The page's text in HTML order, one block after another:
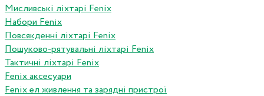
Мисливські ліхтарі Fenix
Набори Fenix
Повсякденні ліхтарі Fenix
Пошуково-рятувальні ліхтарі Fenix
Тактичні ліхтарі Fenix
Fenix аксесуари
Fenix ел живлення та зарядні пристрої